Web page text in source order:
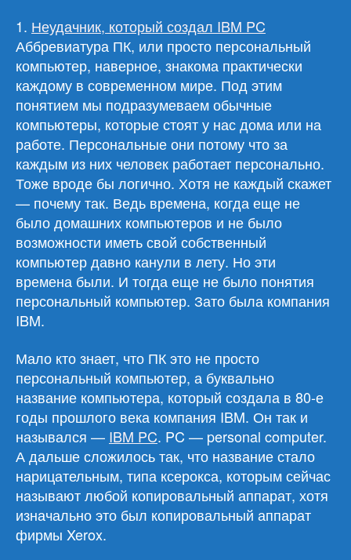
1. Неудачник, который создал IBM PC
Аббревиатура ПК, или просто персональный
компьютер, наверное, знакома практически
каждому в современном мире. Под этим
понятием мы подразумеваем обычные
компьютеры, которые стоят у нас дома или на
работе. Персональные они потому что за
каждым из них человек работает персонально.
Тоже вроде бы логично. Хотя не каждый скажет
— почему так. Ведь времена, когда еще не
было домашних компьютеров и не было
возможности иметь свой собственный
компьютер давно канули в лету. Но эти
времена были. И тогда еще не было понятия
персональный компьютер. Зато была компания
IBM.
Мало кто знает, что ПК это не просто
персональный компьютер, а буквально
название компьютера, который создала в 80-е
годы прошлого века компания IBM. Он так и
назывался — IBM PC. PC — personal computer.
А дальше сложилось так, что название стало
нарицательным, типа ксерокса, которым сейчас
называют любой копировальный аппарат, хотя
изначально это был копировальный аппарат
фирмы Xerox.